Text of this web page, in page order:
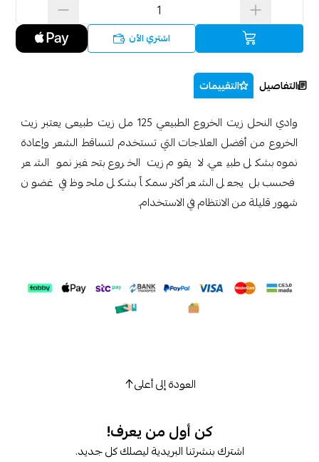
اشتري الآن
التفاصيل التقييمات
وادي النحل زيت الخروع الطبيعي 125 مل زيت طبيعى يعتبر زيت
الخروع من أفضل العلاجات التي تستخدم لتساقط الشعر وإعادة
نموه بشكل طبيعي. لا يقوم زيت الخروع بتحفيز نمو الشعر
فحسب بل يجعل الشعر أكثر سمكاً بشكل ملحوظ في غضون
شهور قليلة من الانتظام في الاستخدام.
العودة إلى أعلى
كن أول من يعرف!
اشترك بنشرتنا البريدية ليصلك كل جديد.